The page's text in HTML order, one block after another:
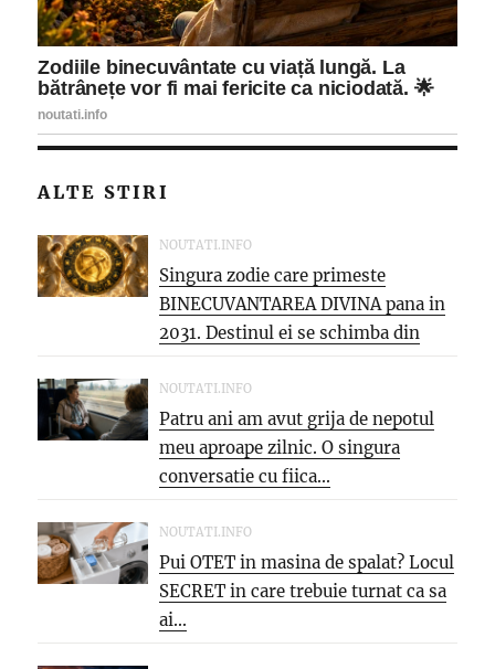
ALTE STIRI
NOUTATI.INFO
Singura zodie care primeste
BINECUVANTAREA DIVINA pana in
2031. Destinul ei se schimba din
temelii,...
NOUTATI.INFO
Patru ani am avut grija de nepotul
meu aproape zilnic. O singura
conversatie cu fiica...
NOUTATI.INFO
Pui OTET in masina de spalat? Locul
SECRET in care trebuie turnat ca sa
ai...